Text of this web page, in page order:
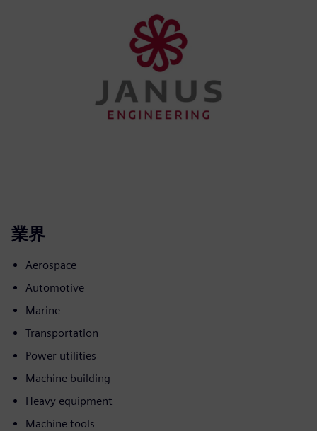
業界
Aerospace
Automotive
Marine
Transportation
Power utilities
Machine building
Heavy equipment
Machine tools